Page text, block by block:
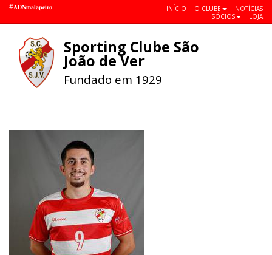
#𝐀𝐃𝐍𝐦𝐚𝐥𝐚𝐩𝐞𝐢𝐫𝐨 INÍCIO O CLUBE
NOTÍCIAS
SÓCIOS
LOJA
Sporting Clube São
João de Ver
Fundado em 1929